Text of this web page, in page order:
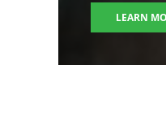
LEARN